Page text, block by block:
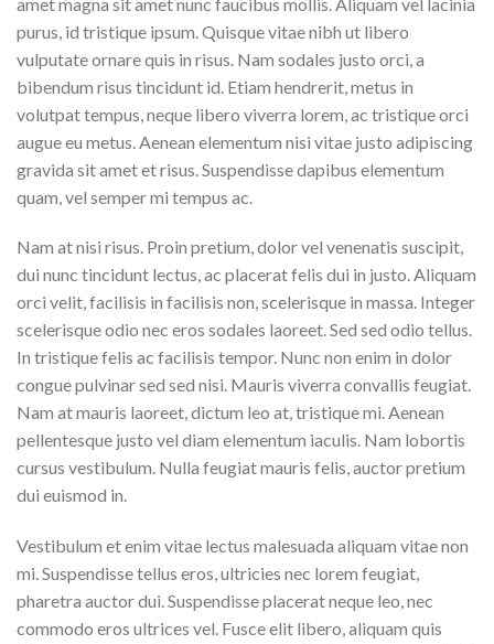
purus, id tristique ipsum. Quisque vitae nibh ut libero
vulputate ornare quis in risus. Nam sodales justo orci, a
bibendum risus tincidunt id. Etiam hendrerit, metus in
volutpat tempus, neque libero viverra lorem, ac tristique orci
augue eu metus. Aenean elementum nisi vitae justo adipiscing
gravida sit amet et risus. Suspendisse dapibus elementum
quam, vel semper mi tempus ac.
Nam at nisi risus. Proin pretium, dolor vel venenatis suscipit,
dui nunc tincidunt lectus, ac placerat felis dui in justo. Aliquam
orci velit, facilisis in facilisis non, scelerisque in massa. Integer
scelerisque odio nec eros sodales laoreet. Sed sed odio tellus.
In tristique felis ac facilisis tempor. Nunc non enim in dolor
congue pulvinar sed sed nisi. Mauris viverra convallis feugiat.
Nam at mauris laoreet, dictum leo at, tristique mi. Aenean
pellentesque justo vel diam elementum iaculis. Nam lobortis
cursus vestibulum. Nulla feugiat mauris felis, auctor pretium
dui euismod in.
Vestibulum et enim vitae lectus malesuada aliquam vitae non
mi. Suspendisse tellus eros, ultricies nec lorem feugiat,
pharetra auctor dui. Suspendisse placerat neque leo, nec
commodo eros ultrices vel. Fusce elit libero, aliquam quis